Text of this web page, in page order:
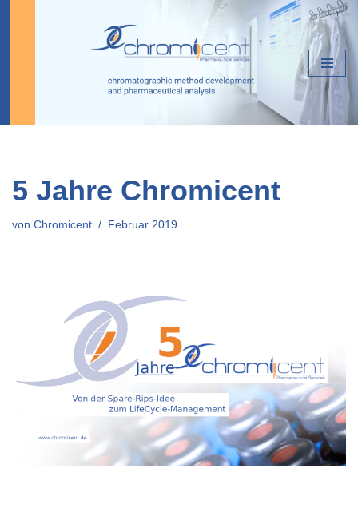
5 Jahre Chromicent
von Chromicent Februar 2019